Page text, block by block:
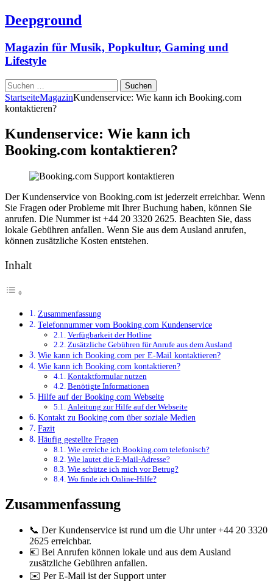
Deepground
Magazin für Musik, Popkultur, Gaming und
Lifestyle
Suchen
nach:
StartseiteMagazinKundenservice: Wie kann ich Booking.com
kontaktieren?
Kundenservice: Wie kann ich
Booking.com kontaktieren?
Der Kundenservice von Booking.com ist jederzeit erreichbar. Wenn
Sie Fragen oder Probleme mit Ihrer Buchung haben, können Sie
anrufen. Die Nummer ist +44 20 3320 2625. Beachten Sie, dass
lokale Gebühren anfallen. Wenn Sie aus dem Ausland anrufen,
können zusätzliche Kosten entstehen.
Inhalt
Zusammenfassung
Telefonnummer vom Booking.com Kundenservice
Verfügbarkeit der Hotline
Zusätzliche Gebühren für Anrufe aus dem Ausland
Wie kann ich Booking.com per E-Mail kontaktieren?
Wie kann ich Booking.com kontaktieren?
Kontaktformular nutzen
Benötigte Informationen
Hilfe auf der Booking.com Webseite
Anleitung zur Hilfe auf der Webseite
Kontakt zu Booking.com über soziale Medien
Fazit
Häufig gestellte Fragen
Wie erreiche ich Booking.com telefonisch?
Wie lautet die E-Mail-Adresse?
Wie schütze ich mich vor Betrug?
Wo finde ich Online-Hilfe?
Zusammenfassung
📞 Der Kundenservice ist rund um die Uhr unter +44 20 3320
2625 erreichbar.
💶 Bei Anrufen können lokale und aus dem Ausland
zusätzliche Gebühren anfallen.
✉️ Per E-Mail ist der Support unter